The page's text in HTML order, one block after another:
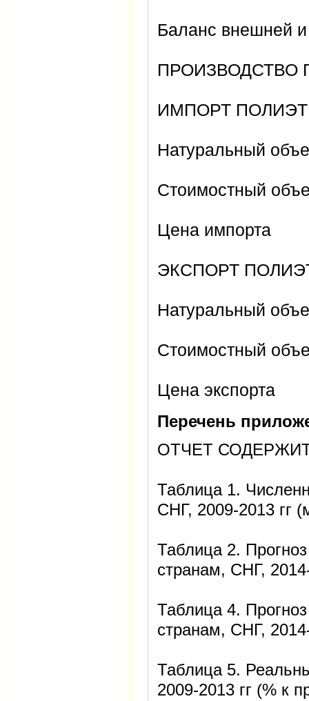
Баланс внешней и
ПРОИЗВОДСТВО
ИМПОРТ
Натуральный
Стоимостный
Цена импорта
ЭКСПОРТ
Натуральный
Стоимостный
Цена экспорта
Перечень
ОТЧЕТ
Таблица 1.
СНГ, 2009-2013 гг
Таблица 2.
странам, СНГ,
Таблица 4.
странам, СНГ,
Таблица 5.
2009-2013 гг (% к